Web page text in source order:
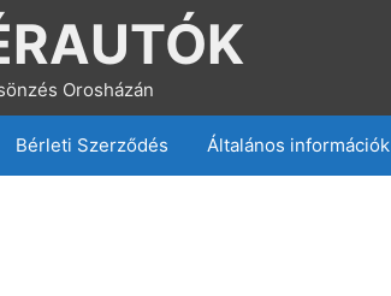
Orosházán
Bérleti Szerződés Általános információk